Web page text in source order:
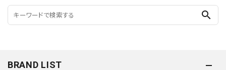
search
BRAND LIST